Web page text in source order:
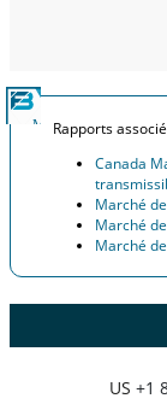
Rapports
Canada
Marché
Marché
Marché
US +1